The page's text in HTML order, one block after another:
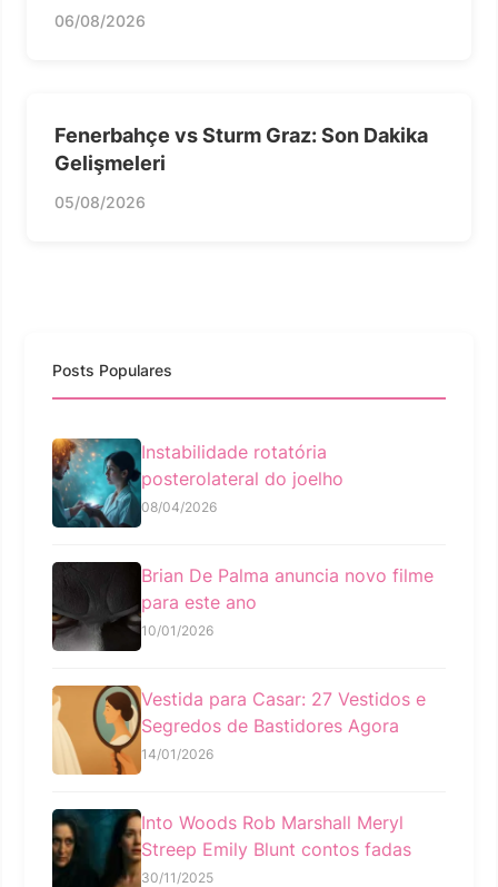
06/08/2026
Fenerbahçe vs Sturm Graz: Son Dakika
Gelişmeleri
05/08/2026
Posts Populares
Instabilidade rotatória
posterolateral do joelho
08/04/2026
Brian De Palma anuncia novo filme
para este ano
10/01/2026
Vestida para Casar: 27 Vestidos e
Segredos de Bastidores Agora
14/01/2026
Into Woods Rob Marshall Meryl
Streep Emily Blunt contos fadas
30/11/2025